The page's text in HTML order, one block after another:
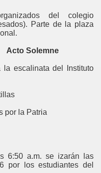
del colegio
Parte de la p laza
Acto Solemne
la escalinata del Instituto
por la Patria
6:50 a.m. se izarán las
6 por los estudiantes del